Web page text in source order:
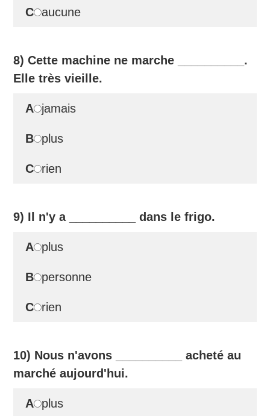
C aucune
8) Cette machine ne marche
.
Elle très vieille.
A jamais
B plus
C rien
9) Il n'y a dans le frigo.
A plus
B personne
C rien
10) Nous n'avons
acheté au
marché aujourd'hui.
A plus